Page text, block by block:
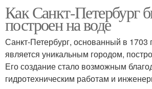
Как Санкт-Петербург
построен на воде
Санкт-Петербург, основанный в 1703
является уникальным городом,
Его создание стало возможным
гидротехническим работам и